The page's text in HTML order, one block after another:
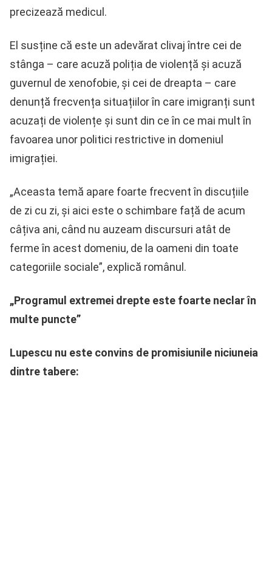
precizează medicul.
El susține că este un adevărat clivaj între cei de
stânga – care acuză poliția de violență și acuză
guvernul de xenofobie, și cei de dreapta – care
denunță frecvența situațiilor în care imigranți sunt
acuzați de violențe și sunt din ce în ce mai mult în
favoarea unor politici restrictive in domeniul
imigrației.
„Aceasta temă apare foarte frecvent în discuțiile
de zi cu zi, și aici este o schimbare față de acum
câțiva ani, când nu auzeam discursuri atât de
ferme în acest domeniu, de la oameni din toate
categoriile sociale”, explică românul.
„Programul extremei drepte este foarte neclar în
multe puncte”
Lupescu nu este convins de promisiunile niciuneia
dintre tabere: